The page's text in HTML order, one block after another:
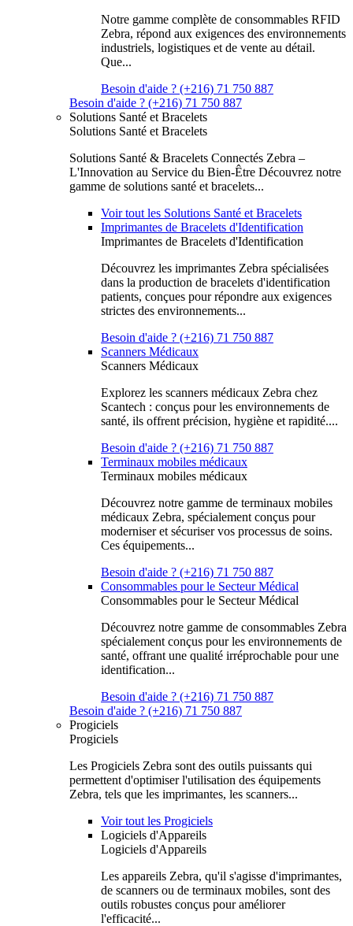
Notre gamme complète de consommables RFID
Zebra, répond aux exigences des environnements
industriels, logistiques et de vente au détail.
Que...
Besoin d'aide ? (+216) 71 750 887
Besoin d'aide ? (+216) 71 750 887
Solutions Santé et Bracelets
Solutions Santé et Bracelets
Solutions Santé & Bracelets Connectés Zebra –
L'Innovation au Service du Bien-Être Découvrez notre
gamme de solutions santé et bracelets...
Voir tout les Solutions Santé et Bracelets
Imprimantes de Bracelets d'Identification
Imprimantes de Bracelets d'Identification
Découvrez les imprimantes Zebra spécialisées
dans la production de bracelets d'identification
patients, conçues pour répondre aux exigences
strictes des environnements...
Besoin d'aide ? (+216) 71 750 887
Scanners Médicaux
Scanners Médicaux
Explorez les scanners médicaux Zebra chez
Scantech : conçus pour les environnements de
santé, ils offrent précision, hygiène et rapidité....
Besoin d'aide ? (+216) 71 750 887
Terminaux mobiles médicaux
Terminaux mobiles médicaux
Découvrez notre gamme de terminaux mobiles
médicaux Zebra, spécialement conçus pour
moderniser et sécuriser vos processus de soins.
Ces équipements...
Besoin d'aide ? (+216) 71 750 887
Consommables pour le Secteur Médical
Consommables pour le Secteur Médical
Découvrez notre gamme de consommables Zebra
spécialement conçus pour les environnements de
santé, offrant une qualité irréprochable pour une
identification...
Besoin d'aide ? (+216) 71 750 887
Besoin d'aide ? (+216) 71 750 887
Progiciels
Progiciels
Les Progiciels Zebra sont des outils puissants qui
permettent d'optimiser l'utilisation des équipements
Zebra, tels que les imprimantes, les scanners...
Voir tout les Progiciels
Logiciels d'Appareils
Logiciels d'Appareils
Les appareils Zebra, qu'il s'agisse d'imprimantes,
de scanners ou de terminaux mobiles, sont des
outils robustes conçus pour améliorer
l'efficacité...